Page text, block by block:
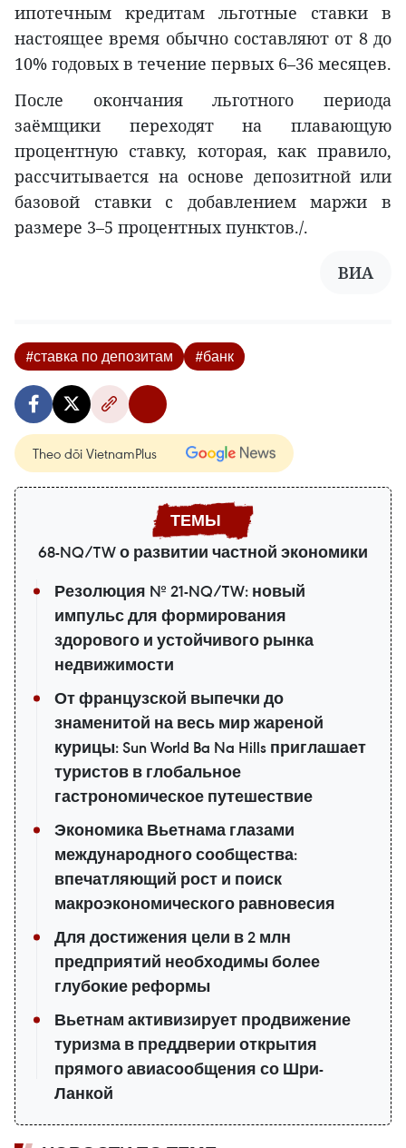
ипотечным кредитам льготные ставки в
настоящее время обычно составляют от 8 до
10% годовых в течение первых 6–36 месяцев.
После окончания льготного периода
заёмщики переходят на плавающую
процентную ставку, которая, как правило,
рассчитывается на основе депозитной или
базовой ставки с добавлением маржи в
размере 3–5 процентных пунктов./.
ВИA
#ставка по депозитам #банк
Theo dõi VietnamPlus
68-NQ/TW о развитии частной экономики
Резолюция № 21-NQ/TW: новый
импульс для формирования
здорового и устойчивого рынка
недвижимости
От французской выпечки до
знаменитой на весь мир жареной
курицы: Sun World Ba Na Hills приглашает
туристов в глобальное
гастрономическое путешествие
Экономика Вьетнама глазами
международного сообщества:
впечатляющий рост и поиск
макроэкономического равновесия
Для достижения цели в 2 млн
предприятий необходимы более
глубокие реформы
Вьетнам активизирует продвижение
туризма в преддверии открытия
прямого авиасообщения со Шри-
Ланкой